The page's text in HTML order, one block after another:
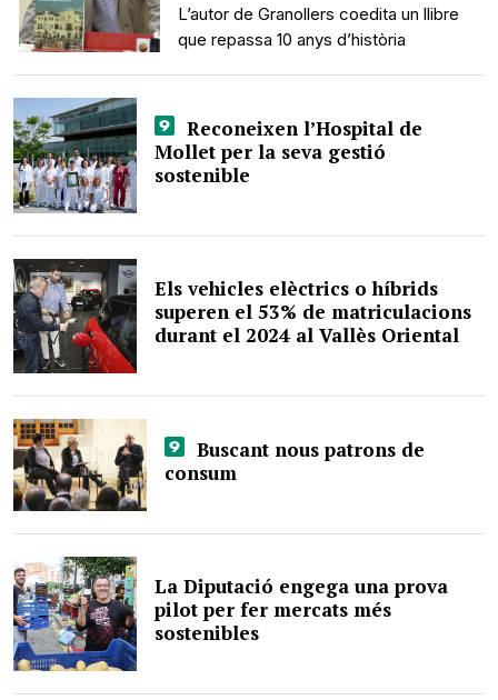
L’autor de Granollers coedita un llibre
que repassa 10 anys d’història
Reconeixen l’Hospital de
Mollet per la seva gestió
sostenible
Els vehicles elèctrics o híbrids
superen el 53% de matriculacions
durant el 2024 al Vallès Oriental
Buscant nous patrons de
consum
La Diputació engega una prova
pilot per fer mercats més
sostenibles